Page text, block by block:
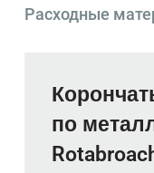
Расходные
по